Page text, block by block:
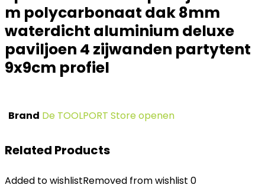
m polycarbonaat dak 8mm
waterdicht aluminium deluxe
paviljoen 4 zijwanden partytent
9x9cm profiel
Brand De TOOLPORT Store openen
Related Products
Added to wishlistRemoved from wishlist 0